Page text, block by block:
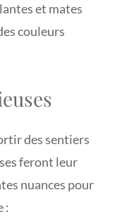
et mates
couleurs
des sentiers
feront leur
nuances pour
: